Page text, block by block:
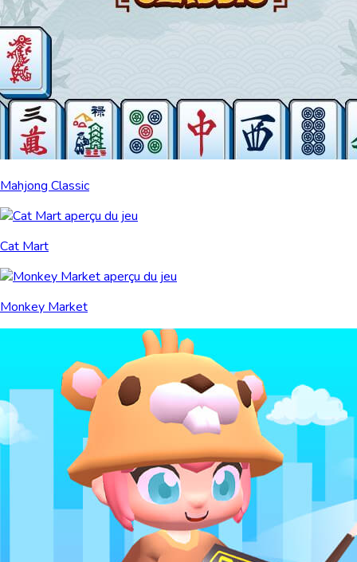
Mahjong Classic
Cat Mart
Monkey Market